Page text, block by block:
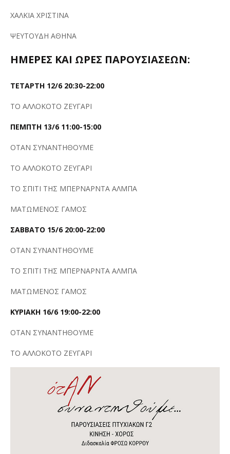
ΧΑΛΚΙΑ ΧΡΙΣΤΙΝΑ
ΨΕΥΤΟΥΔΗ ΑΘΗΝΑ
ΗΜΕΡΕΣ ΚΑΙ ΩΡΕΣ ΠΑΡΟΥΣΙΑΣΕΩΝ:
ΤΕΤΑΡΤΗ 12/6 20:30-22:00
ΤΟ ΑΛΛΟΚΟΤΟ ΖΕΥΓΑΡΙ
ΠΕΜΠΤΗ 13/6 11:00-15:00
ΟΤΑΝ ΣΥΝΑΝΤΗΘΟΥΜΕ
ΤΟ ΑΛΛΟΚΟΤΟ ΖΕΥΓΑΡΙ
ΤΟ ΣΠΙΤΙ ΤΗΣ ΜΠΕΡΝΑΡΝΤΑ ΑΛΜΠΑ
ΜΑΤΩΜΕΝΟΣ ΓΑΜΟΣ
ΣΑΒΒΑΤΟ 15/6 20:00-22:00
ΟΤΑΝ ΣΥΝΑΝΤΗΘΟΥΜΕ
ΤΟ ΣΠΙΤΙ ΤΗΣ ΜΠΕΡΝΑΡΝΤΑ ΑΛΜΠΑ
ΜΑΤΩΜΕΝΟΣ ΓΑΜΟΣ
ΚΥΡΙΑΚΗ 16/6 19:00-22:00
ΟΤΑΝ ΣΥΝΑΝΤΗΘΟΥΜΕ
ΤΟ ΑΛΛΟΚΟΤΟ ΖΕΥΓΑΡΙ